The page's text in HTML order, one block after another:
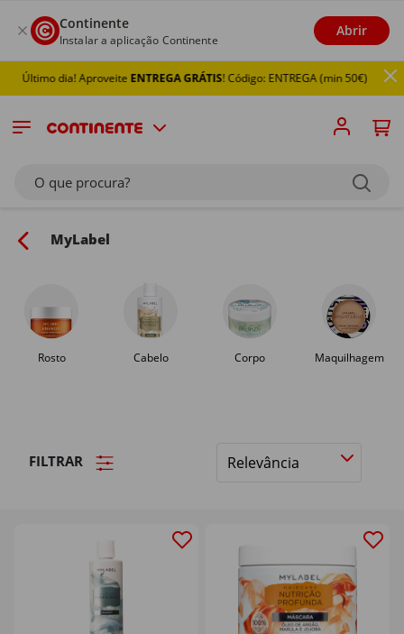
Continente
Instalar a aplicação Continente
Abrir
dia! AproveiteENTREGA GRÁTIS! Código: ENTREGA (min 50€)
O que procura?
MyLabel
Rosto Cabelo Corpo Maquilhagem
FILTRAR
Ordenar